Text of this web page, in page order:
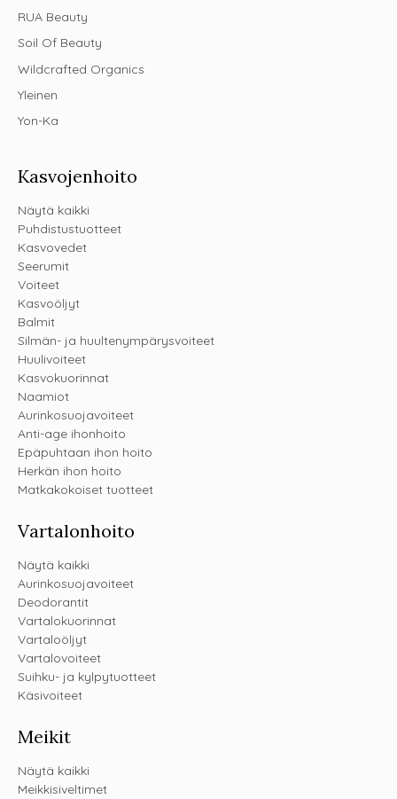
RUA Beauty
Soil Of Beauty
Wildcrafted Organics
Yleinen
Yon-Ka
Kasvojenhoito
Näytä kaikki
Puhdistustuotteet
Kasvovedet
Seerumit
Voiteet
Kasvoöljyt
Balmit
Silmän- ja huultenympärysvoiteet
Huulivoiteet
Kasvokuorinnat
Naamiot
Aurinkosuojavoiteet
Anti-age ihonhoito
Epäpuhtaan ihon hoito
Herkän ihon hoito
Matkakokoiset tuotteet
Vartalonhoito
Näytä kaikki
Aurinkosuojavoiteet
Deodorantit
Vartalokuorinnat
Vartaloöljyt
Vartalovoiteet
Suihku- ja kylpytuotteet
Käsivoiteet
Meikit
Näytä kaikki
Meikkisiveltimet